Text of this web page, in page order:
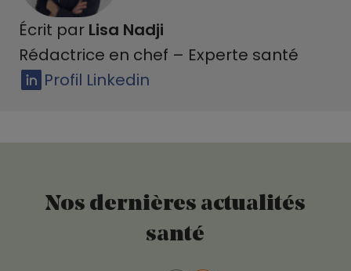
Écrit par Lisa Nadji
Rédactrice en chef – Experte santé
Profil Linkedin
Nos dernières actualités
santé